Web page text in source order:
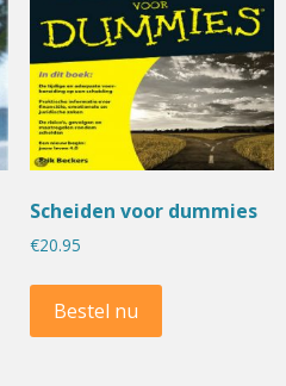
Scheiden voor dummies
€20.95
Bestel nu